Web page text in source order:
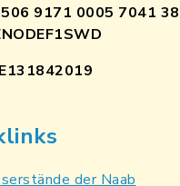
9171 0005 7041 38
der Naab